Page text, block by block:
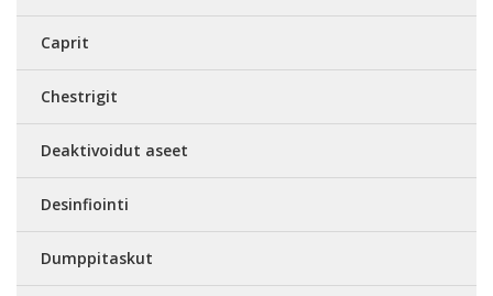
Caprit
Chestrigit
Deaktivoidut aseet
Desinfiointi
Dumppitaskut